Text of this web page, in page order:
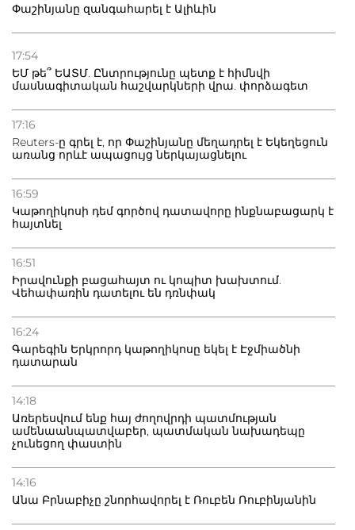
Փաշինյանը զանգահարել է Ալիևին
17:54
ԵՄ թե՞ ԵԱՏՄ. Ընտրությունը պետք է հիմնվի
մասնագիտական հաշվարկների վրա. փորձագետ
17:16
Reuters-ը գրել է, որ Փաշինյանը մեղադրել է Եկեղեցուն
առանց որևէ ապացույց ներկայացնելու
16:59
Կաթողիկոսի դեմ գործով դատավորը ինքնաբացարկ է
հայտնել
16:51
Իրավունքի բացահայտ ու կոպիտ խախտում.
Վեհափառին դատելու են դռնփակ
16:24
Գարեգին Երկրորդ կաթողիկոսը եկել է Էջմիածնի
դատարան
14:18
Առերեսվում ենք հայ ժողովրդի պատմության
ամենաանպատվաբեր, պատմական նախադեպը
չունեցող փաստին
14:16
Անա Բրնաբիչը շնորհավորել է Ռուբեն Ռուբինյանին